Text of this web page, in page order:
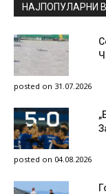
НАЈПОПУЛАРНИ
posted on 31.07.2026
posted on 04.08.2026